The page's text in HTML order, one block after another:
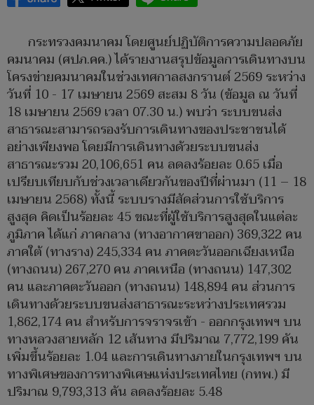
กระทรวงคมนาคม โดยศูนย์ปฏิบัติการความปลอดภัย
คมนาคม (ศปภ.คค.) ได้รายงานสรุปข้อมูลการเดินทางบน
โครงข่ายคมนาคมในช่วงเทศกาลสงกรานต์ 2569 ระหว่าง
วันที่ 10 - 17 เมษายน 2569 สะสม 8 วัน (ข้อมูล ณ วันที่
18 เมษายน 2569 เวลา 07.30 น.) พบว่า ระบบขนส่ง
สาธารณะสามารถรองรับการเดินทางของประชาชนได้
อย่างเพียงพอ โดยมีการเดินทางด้วยระบบขนส่ง
สาธารณะรวม 20,106,651 คน ลดลงร้อยละ 0.65 เมื่อ
เปรียบเทียบกับช่วงเวลาเดียวกันของปีที่ผ่านมา (11 – 18
เมษายน 2568) ทั้งนี้ ระบบรางมีสัดส่วนการใช้บริการ
สูงสุด คิดเป็นร้อยละ 45 ขณะที่ผู้ใช้บริการสูงสุดในแต่ละ
ภูมิภาค ได้แก่ ภาคกลาง (ทางอากาศขาออก) 369,322 คน
ภาคใต้ (ทางราง) 245,334 คน ภาคตะวันออกเฉียงเหนือ
(ทางถนน) 267,270 คน ภาคเหนือ (ทางถนน) 147,302
คน และภาคตะวันออก (ทางถนน) 148,894 คน ส่วนการ
เดินทางด้วยระบบขนส่งสาธารณะระหว่างประเทศรวม
1,862,174 คน สำหรับการจราจรเข้า - ออกกรุงเทพฯ บน
ทางหลวงสายหลัก 12 เส้นทาง มีปริมาณ 7,772,199 คัน
เพิ่มขึ้นร้อยละ 1.04 และการเดินทางภายในกรุงเทพฯ บน
ทางพิเศษของการทางพิเศษแห่งประเทศไทย (กทพ.) มี
ปริมาณ 9,793,313 คัน ลดลงร้อยละ 5.48